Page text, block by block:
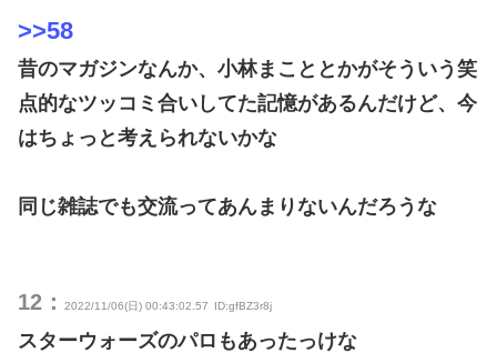
>>58
昔のマガジンなんか、小林まこととかがそういう笑
点的なツッコミ合いしてた記憶があるんだけど、今
はちょっと考えられないかな
同じ雑誌でも交流ってあんまりないんだろうな
12： 2022/11/06(日) 00:43:02.57 ID:gfBZ3r8j
スターウォーズのパロもあったっけな